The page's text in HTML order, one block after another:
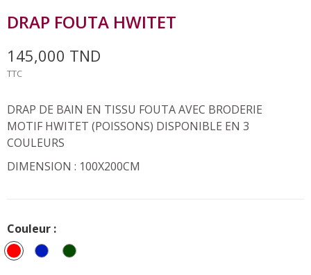
DRAP FOUTA HWITET
145,000 TND
TTC
DRAP DE BAIN EN TISSU FOUTA AVEC BRODERIE
MOTIF HWITET (POISSONS) DISPONIBLE EN 3
COULEURS
DIMENSION : 100X200CM
Couleur :
RougeBleu Vert